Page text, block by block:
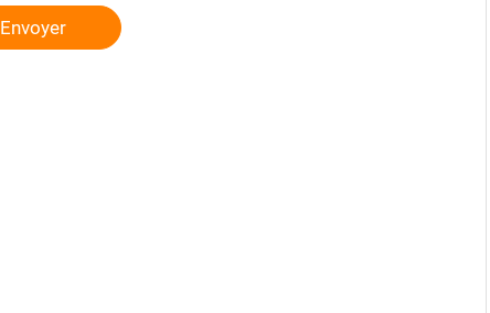
Envoyer